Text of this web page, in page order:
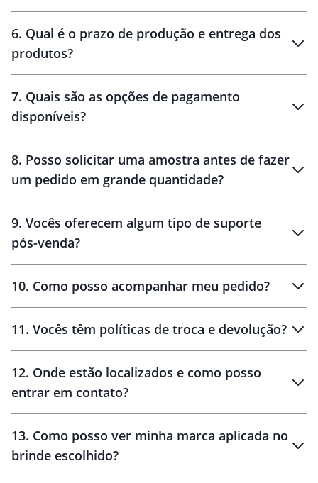
6. Qual é o prazo de produção e entrega dos
produtos?
10 dias
brinde
48 horas
7. Quais são as opções de pagamento
disponíveis?
8. Posso solicitar uma amostra antes de fazer
um pedido em grande quantidade?
amostras
9. Vocês oferecem algum tipo de suporte
pós-venda?
10. Como posso acompanhar meu pedido?
11. Vocês têm políticas de troca e devolução?
30 dias
12. Onde estão localizados e como posso
entrar em contato?
13. Como posso ver minha marca aplicada no
brinde escolhido?